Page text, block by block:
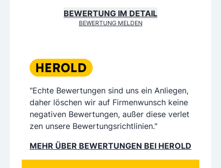
BEWERTUNG IM DETAIL
BEWERTUNG MELDEN
"Echte Bewertungen sind uns ein Anliegen,
daher löschen wir auf Firmenwunsch keine
negativen Bewertungen, außer diese verlet
zen unsere Bewertungsrichtlinien."
MEHR ÜBER BEWERTUNGEN BEI HEROLD